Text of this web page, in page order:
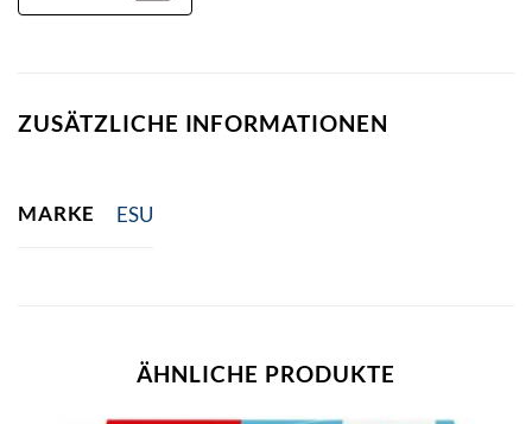
ZUSÄTZLICHE INFORMATIONEN
MARKE ESU
ÄHNLICHE PRODUKTE